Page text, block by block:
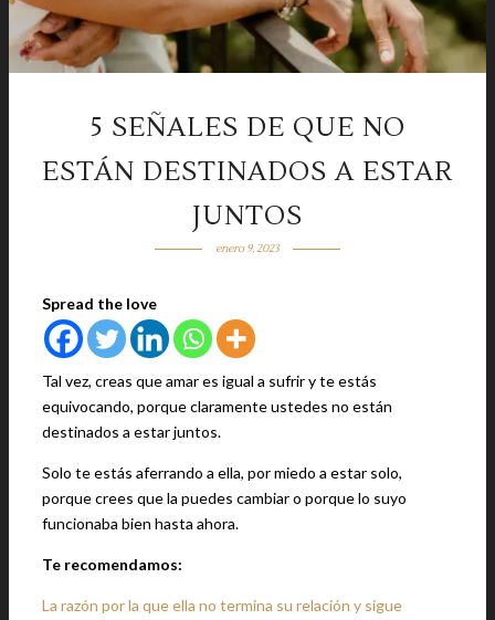
5 SEÑALES DE QUE NO
ESTÁN DESTINADOS A ESTAR
JUNTOS
enero 9, 2023
Spread the love
Tal vez, creas que amar es igual a sufrir y te estás
equivocando, porque claramente ustedes no están
destinados a estar juntos.
Solo te estás aferrando a ella, por miedo a estar solo,
porque crees que la puedes cambiar o porque lo suyo
funcionaba bien hasta ahora.
Te recomendamos:
La razón por la que ella no termina su relación y sigue